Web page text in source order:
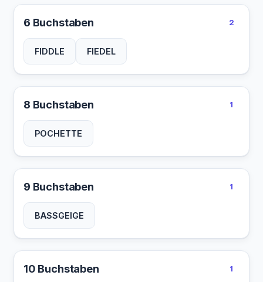
6 Buchstaben 2
FIDDLE FIEDEL
8 Buchstaben 1
POCHETTE
9 Buchstaben 1
BASSGEIGE
10 Buchstaben 1